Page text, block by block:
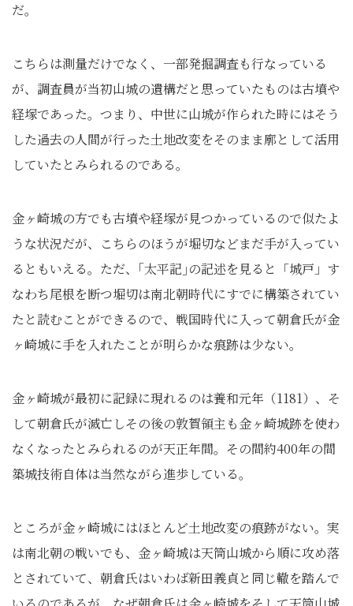
だ。
こちらは測量だけでなく、一部発掘調査も行なっている
が、調査員が当初山城の遺構だと思っていたものは古墳や
経塚であった。つまり、中世に山城が作られた時にはそう
した過去の人間が行った土地改変をそのまま廓として活用
していたとみられるのである。
金ヶ崎城の方でも古墳や経塚が見つかっているので似たよ
うな状況だが、こちらのほうが堀切などまだ手が入ってい
るともいえる。ただ、｢太平記｣の記述を見ると「城戸」す
なわち尾根を断つ堀切は南北朝時代にすでに構築されてい
たと読むことができるので、戦国時代に入って朝倉氏が金
ヶ崎城に手を入れたことが明らかな痕跡は少ない。
金ヶ崎城が最初に記録に現れるのは養和元年（1181）、そ
して朝倉氏が滅亡しその後の敦賀領主も金ヶ崎城跡を使わ
なくなったとみられるのが天正年間。その間約400年の間
築城技術自体は当然ながら進歩している。
ところが金ヶ崎城にはほとんど土地改変の痕跡がない。実
は南北朝の戦いでも、金ヶ崎城は天筒山城から順に攻め落
とされていて、朝倉氏はいわば新田義貞と同じ轍を踏んで